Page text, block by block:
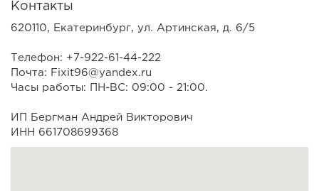
Контакты
620110, Екатеринбург, ул. Артинская, д. 6/5
Телефон: +7-922-61-44-222
Почта: Fixit96@yandex.ru
Часы работы: ПН-ВС: 09:00 - 21:00.
ИП Бергман Андрей Викторович
ИНН 661708699368